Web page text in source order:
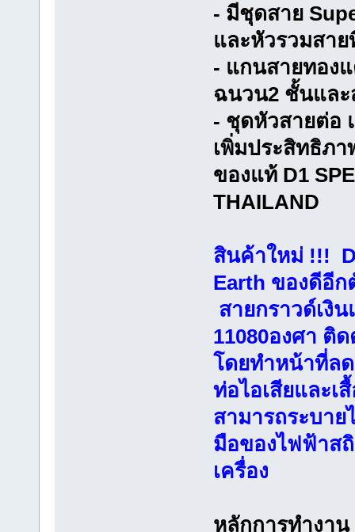
- มีชุดสาย
และหัวรวมสาย
- แกนสายทอง
ฉนวน2 ชั้นและ
- ชุดหัวสายต่อ
เพิ่มประสิทธิภ
ของแท้ D1
THAILAND
สินค้าใหม่ !!!
Earth ของดีอี
สายกราวด์เงิ
11080องศา ติด
โดยทำหน้าที่ล
ท่อไอเสียและเ
สามารถระบา
มือของไฟฟ้าสถิ
เครื่อง
หลักการทำงาน